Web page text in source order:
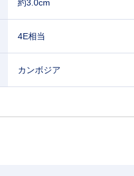
約3.0cm
4E相当
カンボジア